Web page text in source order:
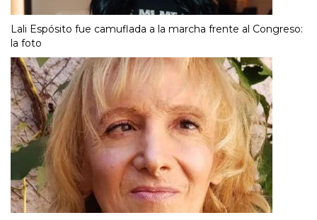
Lali Espósito fue camuflada a la marcha frente al Congreso:
la foto